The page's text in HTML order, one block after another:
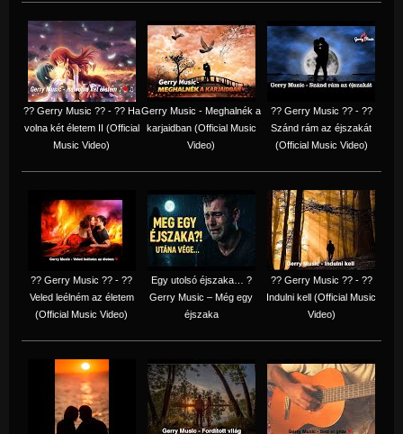
?? Gerry Music ?? - ?? Ha
volna két életem II (Official
Music Video)
Gerry Music - Meghalnék a
karjaidban (Official Music
Video)
?? Gerry Music ?? - ??
Szánd rám az éjszakát
(Official Music Video)
?? Gerry Music ?? - ??
Veled leélném az életem
(Official Music Video)
Egy utolsó éjszaka… ?
Gerry Music – Még egy
éjszaka
?? Gerry Music ?? - ??
Indulni kell (Official Music
Video)